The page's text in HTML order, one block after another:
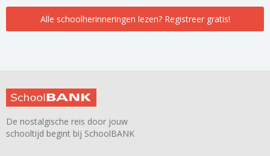
Alle schoolherinneringen lezen? Registreer gratis!
De nostalgische reis door jouw
schooltijd begint bij SchoolBANK